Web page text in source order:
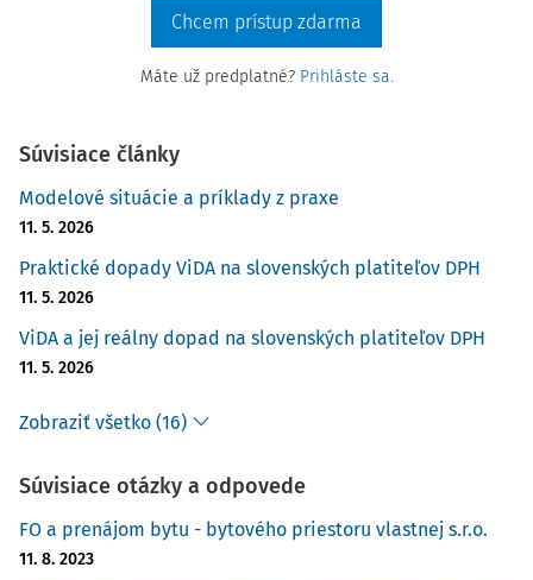
Chcem prístup zdarma
Máte už predplatné? Prihláste sa.
Súvisiace články
Modelové situácie a príklady z praxe
11. 5. 2026
Praktické dopady ViDA na slovenských platiteľov DPH
11. 5. 2026
ViDA a jej reálny dopad na slovenských platiteľov DPH
11. 5. 2026
Zobraziť všetko (16)
Súvisiace otázky a odpovede
FO a prenájom bytu - bytového priestoru vlastnej s.r.o.
11. 8. 2023